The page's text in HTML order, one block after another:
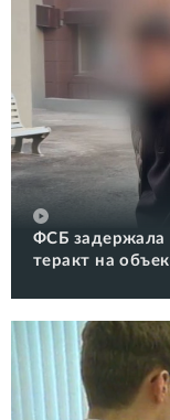
ФСБ задержала
теракт на